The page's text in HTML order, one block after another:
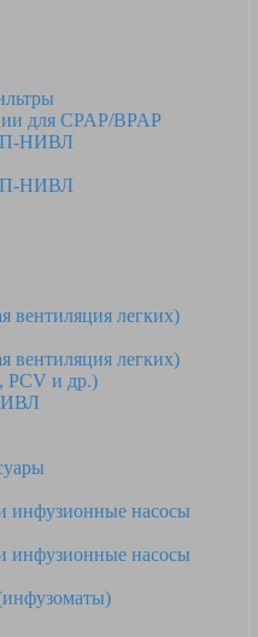
для CPAP/BPAP
НИВЛ
НИВЛ
вентиляция легких)
вентиляция легких)
PCV и др.)
ИВЛ
инфузионные насосы
инфузионные насосы